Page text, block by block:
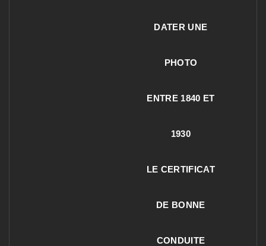
DATER UNE
PHOTO
ENTRE 1840 ET
1930
LE CERTIFICAT
DE BONNE
CONDUITE